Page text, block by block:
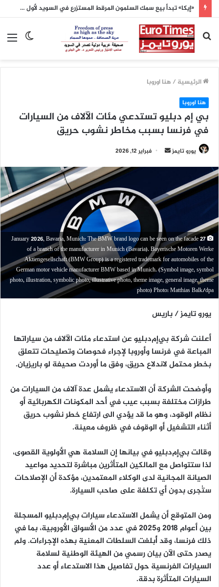
«إيكا» تبدأ بيع سمك السلمون المرقط المستزرع في السويد لأول مرة
الوضع
بحث
عن
الرئيسية / هنا اوروبا
هنا اوروبا
بي‌ إم‌ دبليو تستدعي مئات الآلاف من السيارات
في فرنسا بسبب مخاطر نشوب حريق
يورو تايمز
أرسل فبراير 12, 2026
27 January 2026, Bavaria, Munich: The BMW brand logo can be seen on the facade
of a branch of the manufacturer in Munich (Bavaria). Bayerische Motoren Werke
Aktiengesellschaft (BMW Group) is a registered trademark for automobiles of the
German motor vehicle manufacturer BMW based in Munich. (Symbol image, symbol
photo, illustration, symbolic photo, illustrative photo, theme image, general image, theme
photo) Photo: Matthias Balk/dpa
يورو تايمز / باريس
أعلنت شركة بي‌إم‌دبليو عن استدعاء مئات الآلاف من سياراتها
المباعة في فرنسا وأوروبا لإجراء فحوصات وتصليحات تتعلق
بخطر محتمل لاندلاع حريق، وفق ما أوردت صحيفة لو باريزيان.
وأوضحت الشركة أن الاستدعاء يشمل عدة آلاف من السيارات من
طرازات مختلفة بسبب عيب في أحد المكونات الكهربائية أو
نظام الوقود، وهو ما قد يؤدي الى ارتفاع خطر نشوب حريق
أثناء التشغيل أو الوقوف في ظروف معينة.
وقالت بي‌إم‌دبليو في بيانها إن السلامة هي الأولوية القصوى،
لذا ستتواصل مع المالكين المتأثرين مباشرة لتحديد مواعيد
الصيانة المجانية لدى الوكلاء المعتمدين، مؤكدة أن الإصلاحات
ستُجرى بدون أي تكلفة على صاحب السيارة.
ومن المتوقع أن يشمل الاستدعاء سيارات بي‌إم‌دبليو المسجلة
بين أعوام 2018 و2025 في عدد من الأسواق الأوروبية، بما في
ذلك فرنسا، وقد أُبلغت السلطات المعنية بهذه الإجراءات. ولم
يصدر حتى الآن بيان رسمي من الهيئة الوطنية لسلامة
السيارات الفرنسية حول تفاصيل هذا الاستدعاء أو عدد
السيارات المتأثرة بدقة.